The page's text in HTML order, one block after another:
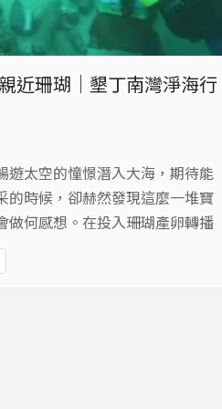
近珊瑚｜墾丁南灣淨海行
遊太空的憧憬潛入大海，期待能
的時候，卻赫然發現這麼一堆寶
做何感想。在投入珊瑚產卵轉播
熱愛海洋的同好，他們齊聚在墾
海的行動。